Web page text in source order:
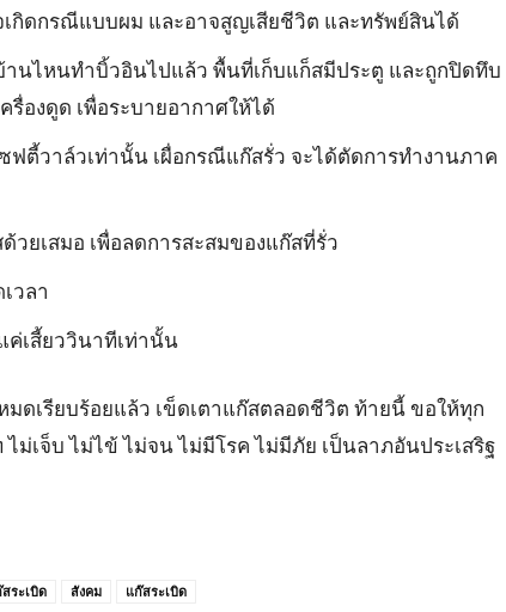
กิดกรณีแบบผม และอาจสูญเสียชีวิต และทรัพย์สินได้
นไหนทำบิ้วอินไปแล้ว พื้นที่เก็บแก็สมีประตู และถูกปิดทึบ
รื่องดูด เพื่อระบายอากาศให้ได้
ฟตี้วาล์วเท่านั้น เผื่อกรณีแก๊สรั่ว จะได้ตัดการทำงานภาค
วยเสมอ เพื่อลดการสะสมของแก๊สที่รั่ว
วลา
ค่เสี้ยววินาทีเท่านั้น
ดเรียบร้อยแล้ว เข็ดเตาแก๊สตลอดชีวิต ท้ายนี้ ขอให้ทุก
เจ็บ ไม่ไข้ ไม่จน ไม่มีโรค ไม่มีภัย เป็นลาภอันประเสริฐ
ระเบิด สังคม แก๊สระเบิด